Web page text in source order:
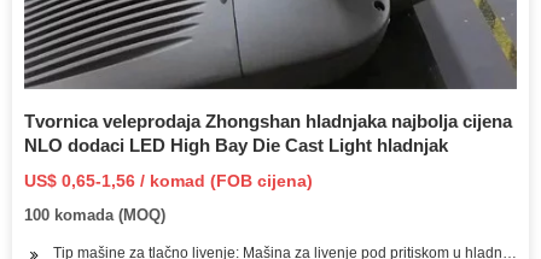
Tvornica veleprodaja Zhongshan hladnjaka najbolja cijena
NLO dodaci LED High Bay Die Cast Light hladnjak
US$ 0,65-1,56 / komad (FOB cijena)
100 komada (MOQ)
Tip mašine za tlačno livenje: Mašina za livenje pod pritiskom u hladnoj